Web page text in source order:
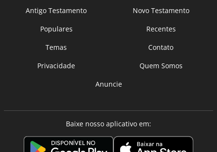
Antigo Testamento
Novo Testamento
Populares
Recentes
Temas
Contato
Privacidade
Quem Somos
Anuncie
Baixe nosso aplicativo em: